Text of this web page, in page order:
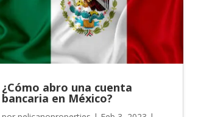
¿Cómo abro una cuenta
bancaria en México?